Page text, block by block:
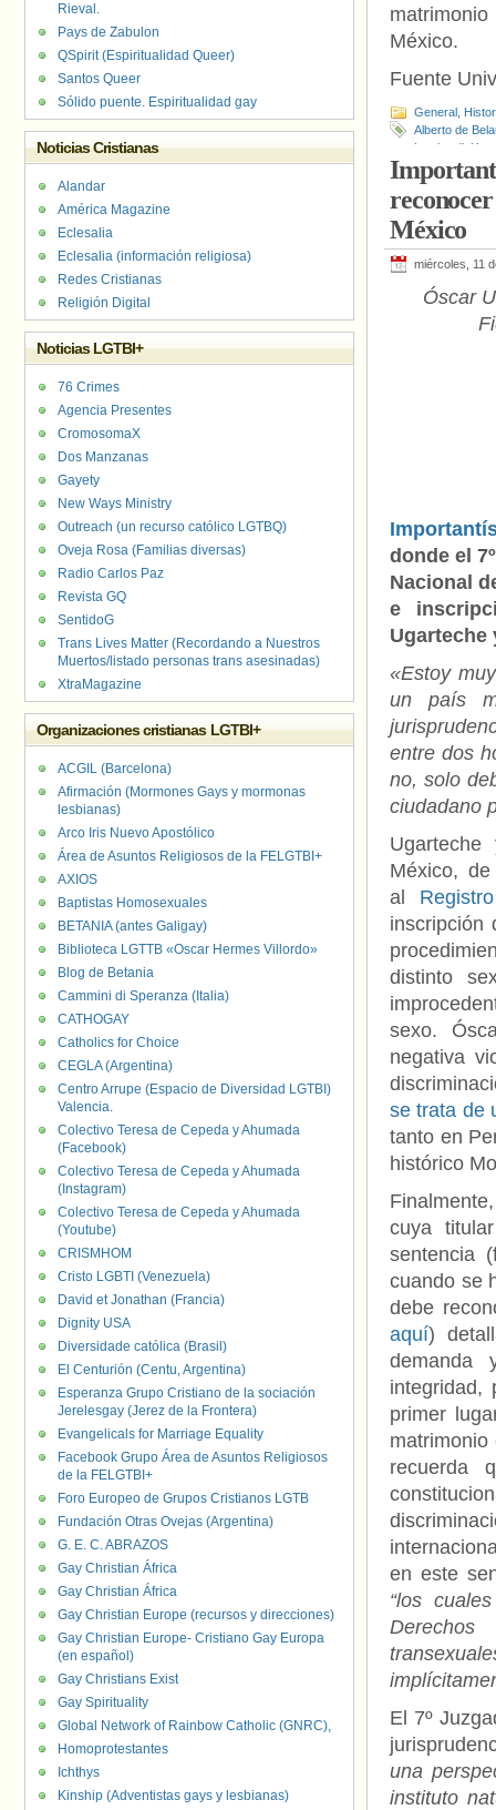
México.
Fuente
General
Alberto de
Lombardi
Matrimonio
México
miércoles, 11
Óscar
donde el
Nacional
e
Ugarteche
«Estoy
un país
entre dos
no, solo
ciudadano
México,
al
inscripción
distinto
sexo.
negativa
se trata de
tanto en
histórico
cuya
sentencia
cuando se
debe
aquí)
demanda
integridad,
primer
recuerda
en este
“los
Derechos
El 7º
una
instituto
Rieval.
Pays de Zabulon
QSpirit (Espiritualidad Queer)
Santos Queer
Sólido puente. Espiritualidad gay
Noticias Cristianas
Alandar
América Magazine
Eclesalia
Eclesalia (información religiosa)
Redes Cristianas
Religión Digital
Noticias LGTBI+
76 Crimes
Agencia Presentes
CromosomaX
Dos Manzanas
Gayety
New Ways Ministry
Outreach (un recurso católico LGTBQ)
Oveja Rosa (Familias diversas)
Radio Carlos Paz
Revista GQ
SentidoG
Trans Lives Matter (Recordando a Nuestros
Muertos/listado personas trans asesinadas)
XtraMagazine
Organizaciones cristianas LGTBI+
ACGIL (Barcelona)
Afirmación (Mormones Gays y mormonas
lesbianas)
Arco Iris Nuevo Apostólico
Área de Asuntos Religiosos de la FELGTBI+
AXIOS
Baptistas Homosexuales
BETANIA (antes Galigay)
Biblioteca LGTTB «Oscar Hermes Villordo»
Blog de Betania
Cammini di Speranza (Italia)
CATHOGAY
Catholics for Choice
CEGLA (Argentina)
Centro Arrupe (Espacio de Diversidad LGTBI)
Valencia.
Colectivo Teresa de Cepeda y Ahumada
(Facebook)
Colectivo Teresa de Cepeda y Ahumada
(Instagram)
Colectivo Teresa de Cepeda y Ahumada
(Youtube)
CRISMHOM
Cristo LGBTI (Venezuela)
David et Jonathan (Francia)
Dignity USA
Diversidade católica (Brasil)
El Centurión (Centu, Argentina)
Esperanza Grupo Cristiano de la sociación
Jerelesgay (Jerez de la Frontera)
Evangelicals for Marriage Equality
Facebook Grupo Área de Asuntos Religiosos
de la FELGTBI+
Foro Europeo de Grupos Cristianos LGTB
Fundación Otras Ovejas (Argentina)
G. E. C. ABRAZOS
Gay Christian África
Gay Christian África
Gay Christian Europe (recursos y direcciones)
Gay Christian Europe- Cristiano Gay Europa
(en español)
Gay Christians Exist
Gay Spirituality
Global Network of Rainbow Catholic (GNRC),
Homoprotestantes
Ichthys
Kinship (Adventistas gays y lesbianas)